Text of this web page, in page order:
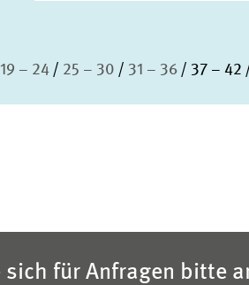
19 – 24 25 – 30 31 – 36 37 – 42
sich für Anfragen bitte